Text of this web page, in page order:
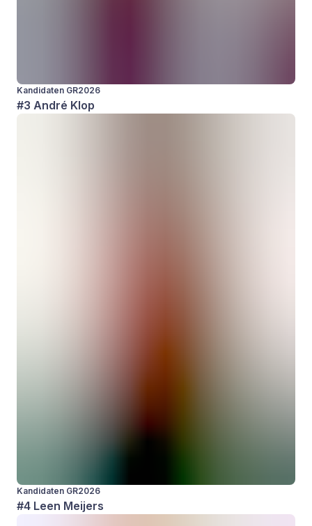
Kandidaten GR2026
#3 André Klop
Kandidaten GR2026
#4 Leen Meijers